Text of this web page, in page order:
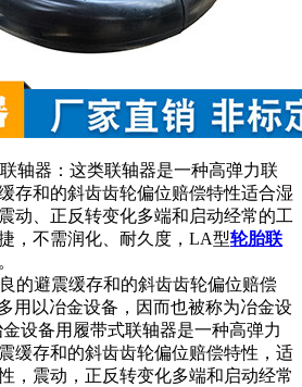
轴器：这类联轴器是一种高弹力联
存和的斜齿齿轮偏位赔偿特性适合湿
动、正反转变化多端和启动经常的工
，不需润化、耐久度，LA型轮胎联
的避震缓存和的斜齿齿轮偏位赔偿
用以冶金设备，因而也被称为冶金设
设备用履带式联轴器是一种高弹力
缓存和的斜齿齿轮偏位赔偿特性，适
，震动，正反转变化多端和启动经常